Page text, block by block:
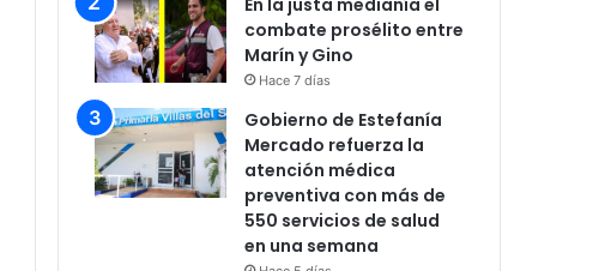
En la justa medianía el
combate prosélito entre
Marín y Gino
Hace 7 días
Gobierno de Estefanía
Mercado refuerza la
atención médica
preventiva con más de
550 servicios de salud
en una semana